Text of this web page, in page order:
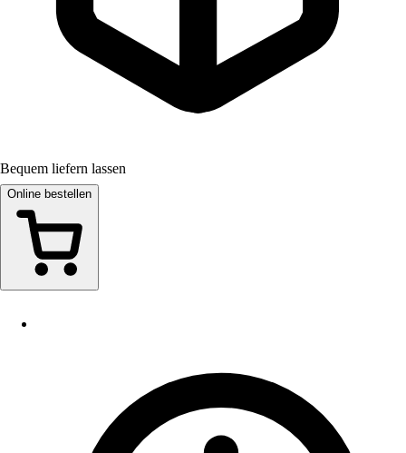
Bequem liefern lassen
Online bestellen